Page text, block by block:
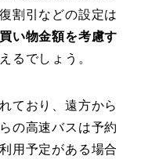
割引などの設定は
い物金額を考慮す
るでしょう。
ており、遠方から
の高速バスは予約
用予定がある場合